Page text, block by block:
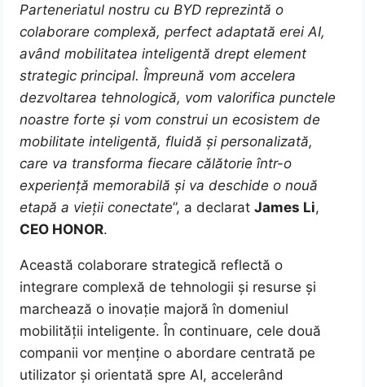
Parteneriatul nostru cu BYD reprezintă o
colaborare complexă, perfect adaptată erei AI,
având mobilitatea inteligentă drept element
strategic principal. Împreună vom accelera
dezvoltarea tehnologică, vom valorifica punctele
noastre forte și vom construi un ecosistem de
mobilitate inteligentă, fluidă și personalizată,
care va transforma fiecare călătorie într-o
experiență memorabilă și va deschide o nouă
etapă a vieții conectate”, a declaratJames Li,
CEO HONOR.
Această colaborare strategică reflectă o
integrare complexă de tehnologii și resurse și
marchează o inovație majoră în domeniul
mobilității inteligente. În continuare, cele două
companii vor menține o abordare centrată pe
utilizator și orientată spre AI, accelerând